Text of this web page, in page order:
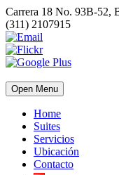
Carrera 18 No. 93B-52,
(311) 2107915
Open Menu
Home
Suites
Servicios
Ubicación
Contacto